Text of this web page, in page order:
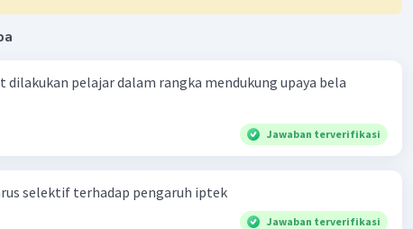
dilakukan pelajar dalam rangka mendukung upaya bela
Jawaban terverifikasi
selektif terhadap pengaruh iptek
Jawaban terverifikasi